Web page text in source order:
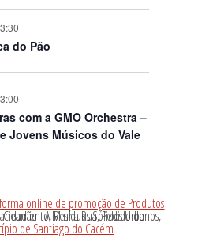
do Pão
com a GMO Orchestra –
Jovens Músicos do Vale